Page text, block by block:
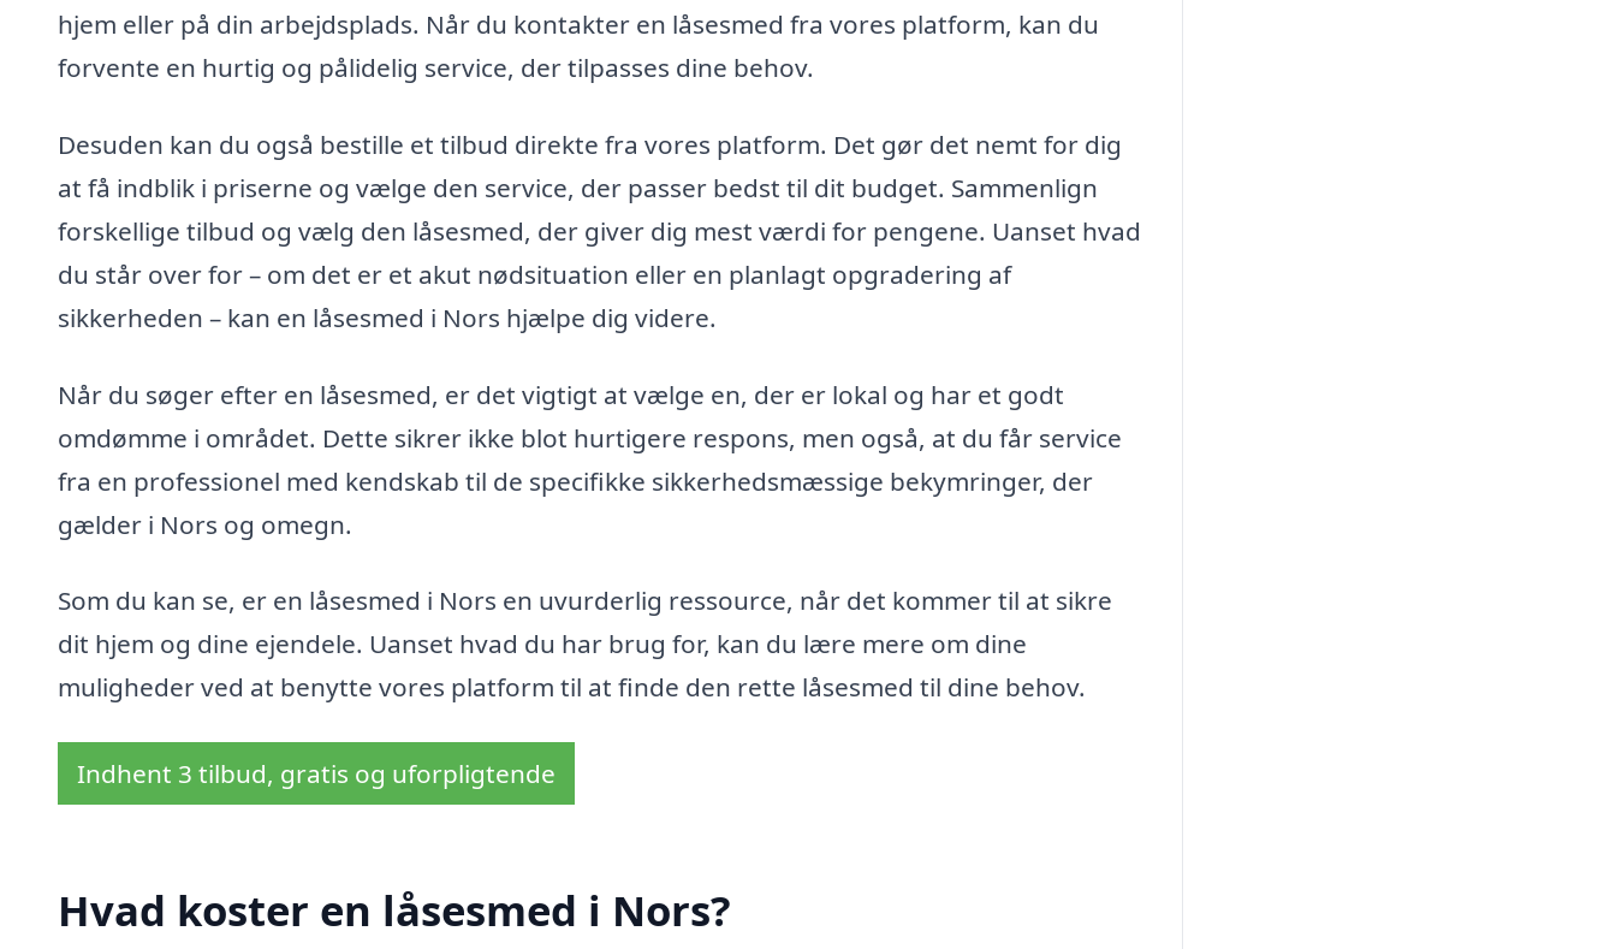
hjem eller på din arbejdsplads. Når du kontakter en låsesmed fra vores platform, kan du
forvente en hurtig og pålidelig service, der tilpasses dine behov.
Desuden kan du også bestille et tilbud direkte fra vores platform. Det gør det nemt for dig
at få indblik i priserne og vælge den service, der passer bedst til dit budget. Sammenlign
forskellige tilbud og vælg den låsesmed, der giver dig mest værdi for pengene. Uanset hvad
du står over for – om det er et akut nødsituation eller en planlagt opgradering af
sikkerheden – kan en låsesmed i Nors hjælpe dig videre.
Når du søger efter en låsesmed, er det vigtigt at vælge en, der er lokal og har et godt
omdømme i området. Dette sikrer ikke blot hurtigere respons, men også, at du får service
fra en professionel med kendskab til de specifikke sikkerhedsmæssige bekymringer, der
gælder i Nors og omegn.
Som du kan se, er en låsesmed i Nors en uvurderlig ressource, når det kommer til at sikre
dit hjem og dine ejendele. Uanset hvad du har brug for, kan du lære mere om dine
muligheder ved at benytte vores platform til at finde den rette låsesmed til dine behov.
Indhent 3 tilbud, gratis og uforpligtende
Hvad koster en låsesmed i Nors?